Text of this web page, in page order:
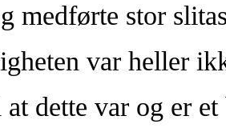
medførte stor
var heller
dette var og er